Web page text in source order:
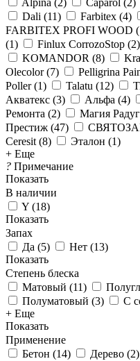
Alpina (2) Caparol (2)
Dali (11) Farbitex (4)
FARBITEX PROFI WOOD (
(1) Finlux CorrozoStop (2)
KOMANDOR (8)
Olecolor(7) Pelligrina
Poller(1) Talatu (12)
Акватекс (3) Альфа (4)
Ремонта (2) Магия
Престиж (47)
Ceresit (8) Эталон (1)
+ Еще
? Примечание
Показать
В наличии
Y (18)
Показать
Запах
Да (5) Нет (13)
Показать
Степень блеска
Матовый (11)
Полуматовый (3) С
+ Еще
Показать
Применение
Бетон (14) Дерево (2)